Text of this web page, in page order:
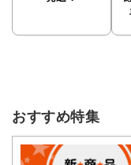
おすすめ特集